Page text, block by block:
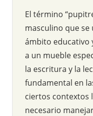
mundo
El término
masculino que
ámbito educativo
a un mueble
la escritura y la
fundamental en
ciertos contextos
necesario